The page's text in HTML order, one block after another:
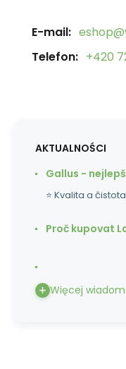
E-mail:
Telefon: +420
AKTUALNOŚCI
Gallus -
⭐ Kvalita a
Proč kupovat
Więcej